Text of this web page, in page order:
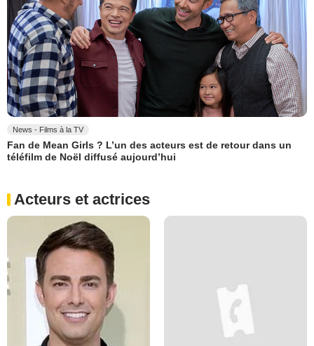
News - Films à la TV
Fan de Mean Girls ? L’un des acteurs est de retour dans un
téléfilm de Noël diffusé aujourd’hui
Acteurs et actrices